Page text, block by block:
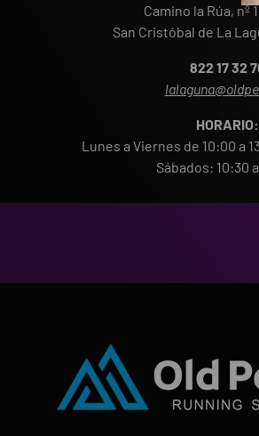
Camino la Rúa, nº
San Cristóbal de La
822 17 32
HORARIO:
Lunes a Viernes de 10:00 a
Sábados: 10:30